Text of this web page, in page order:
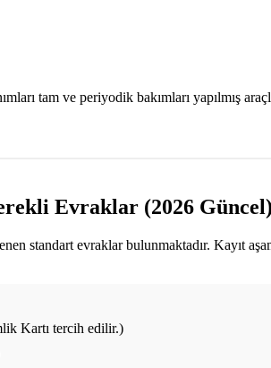
tam ve periyodik bakımları yapılmış
Evraklar (2026 Güncel)
standart evraklar bulunmaktadır. Kayıt
Kartı tercih edilir.)